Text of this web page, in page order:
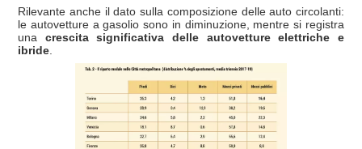
Rilevante anche il dato sulla composizione delle auto circolanti:
le autovetture a gasolio sono in diminuzione, mentre si registra
una crescita significativa delle autovetture elettriche e
ibride